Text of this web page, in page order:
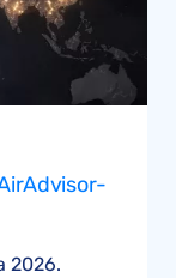
2026.